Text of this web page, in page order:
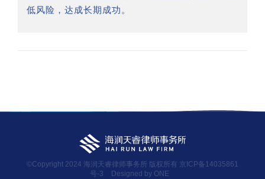
低风险，达成长期成功。
©Copyright 2024 海润天睿律师事务所 版权所有 京ICP备14035861
号-3
Designed by ONE